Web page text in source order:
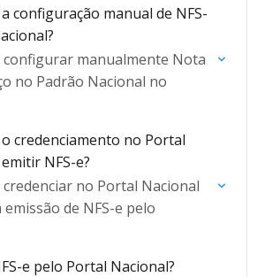
configuração manual de NFS-
configurar manualmente Nota
no Padrão Nacional no
credenciamento no Portal
NFS-e?
credenciar no Portal Nacional
de NFS-e pelo
e pelo Portal Nacional?